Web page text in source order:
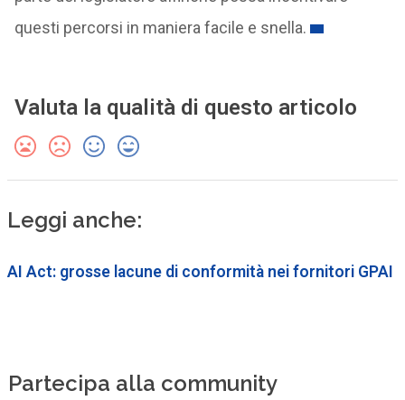
questi percorsi in maniera facile e snella.
Valuta la qualità di questo articolo
Leggi anche:
AI Act: grosse lacune di conformità nei fornitori GPAI
Partecipa alla community